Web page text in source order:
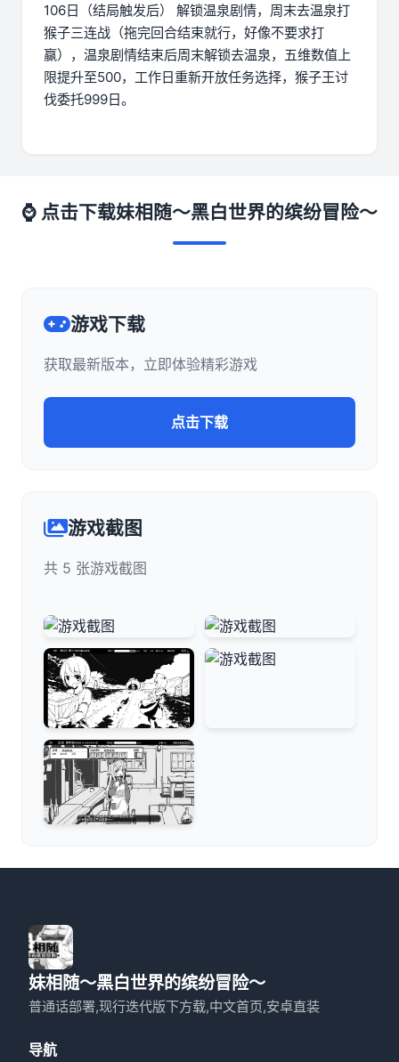
106日（结局触发后） 解锁温泉剧情，周末去温泉打
猴子三连战（拖完回合结束就行，好像不要求打
赢），温泉剧情结束后周末解锁去温泉，五维数值上
限提升至500，工作日重新开放任务选择，猴子王讨
伐委托999日。
⌚ 点击下载妹相随～黑白世界的缤纷冒险～
游戏下载
获取最新版本，立即体验精彩游戏
点击下载
游戏截图
共 5 张游戏截图
妹相随～黑白世界的缤纷冒险～
普通话部署,现行迭代版下方载,中文首页,安卓直装
导航